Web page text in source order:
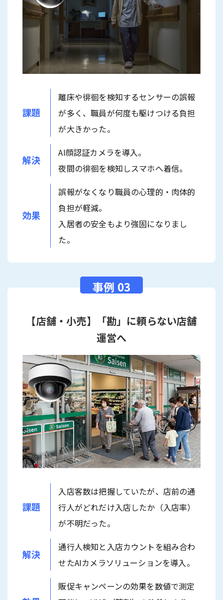
課題
離床や徘徊を検知するセンサーの誤報
が多く、職員が何度も駆けつける負担
が大きかった。
解決
AI顔認証カメラを導入。
夜間の徘徊を検知しスマホへ着信。
効果
誤報がなくなり職員の心理的・肉体的
負担が軽減。
入居者の安全もより強固になりまし
た。
【店舗・小売】「勘」に頼らない店舗
運営へ
課題
入店客数は把握していたが、店前の通
行人がどれだけ入店したか（入店率）
が不明だった。
解決
通行人検知と入店カウントを組み合わ
せたAIカメラソリューションを導入。
販促キャンペーンの効果を数値で測定